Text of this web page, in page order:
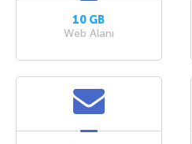
10 GB
Web Alanı